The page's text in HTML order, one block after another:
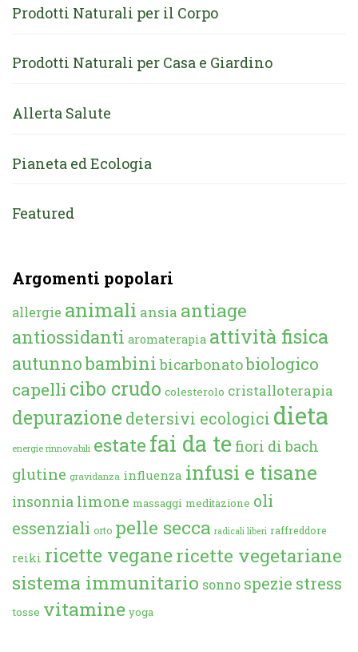
Prodotti Naturali per il Corpo
Prodotti Naturali per Casa e Giardino
Allerta Salute
Pianeta ed Ecologia
Featured
Argomenti popolari
allergie animali ansia antiage
antiossidanti aromaterapia attività fisica
autunnobambini bicarbonatobiologico
capelli cibo crudo colesterolo cristalloterapia
depurazione detersivi ecologici dieta
energie rinnovabili estate fai da te fiori di bach
glutine gravidanza influenza infusi e tisane
insonnia limone massaggi meditazione oli
essenziali orto pelle secca radicali liberi raffreddore
reiki ricette veganericette vegetariane
sistema immunitario sonno spezie stress
tosse vitamine yoga